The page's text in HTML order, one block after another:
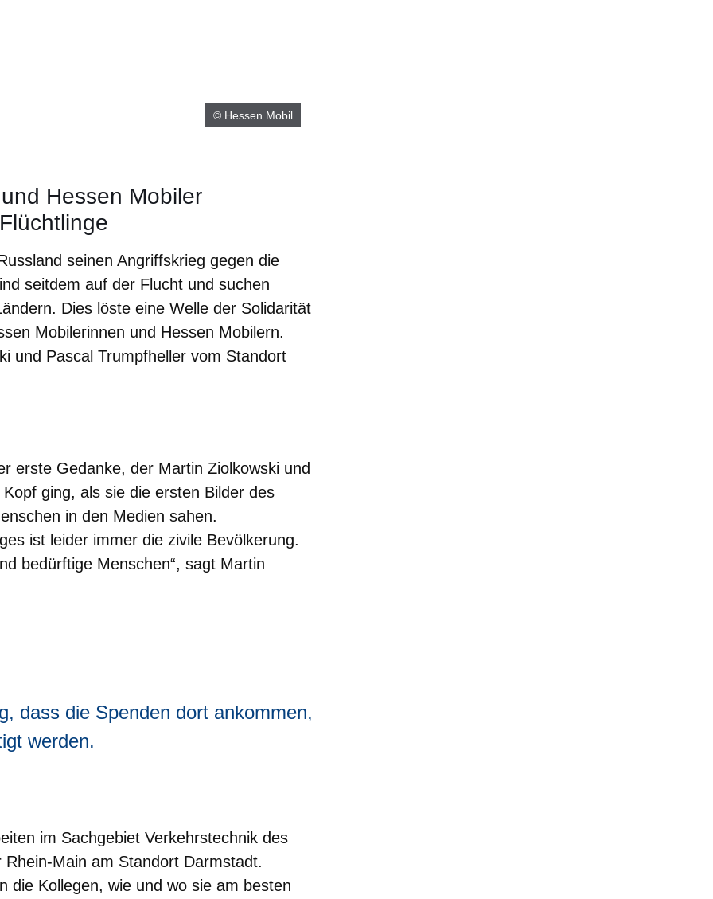
© Hessen Mobil
Hessen Mobiler
seinen Angriffskrieg gegen die
seitdem auf der Flucht und suchen
Dies löste eine Welle der Solidarität
Mobilerinnen und Hessen Mobilern.
und Pascal Trumpfheller vom Standort
erste Gedanke, der Martin Ziolkowski und
ging, als sie die ersten Bilder des
in den Medien sahen.
ist leider immer die zivile Bevölkerung.
bedürftige Menschen“, sagt Martin
dass die Spenden dort ankommen,
werden.
im Sachgebiet Verkehrstechnik des
Main am Standort Darmstadt.
die Kollegen, wie und wo sie am besten